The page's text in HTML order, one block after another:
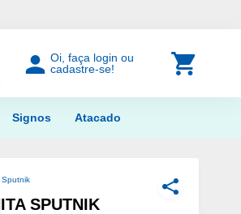
Oi, faça login ou
cadastre-se!
Signos Atacado
SPUTNIK